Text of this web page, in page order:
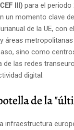
III) para el periodo
un momento clave
de la UE, con
áreas
sino como
de las redes
digital.
de la
infraestructura